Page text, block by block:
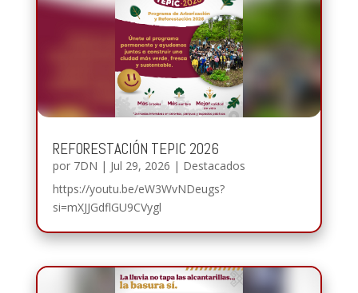
REFORESTACIÓN TEPIC 2026
por 7DN | Jul 29, 2026 | Destacados
https://youtu.be/eW3WvNDeugs?
si=mXJJGdflGU9CVygl